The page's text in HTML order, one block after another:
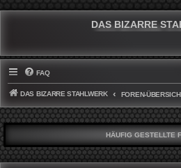
DAS BIZARRE
FAQ
DAS BIZARRE STAHLWERK FOREN-
HÄUFIG GESTELLTE